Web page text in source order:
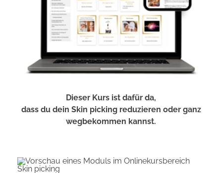
Dieser Kurs ist dafür da,
dass du dein Skin picking reduzieren oder ganz
wegbekommen kannst.